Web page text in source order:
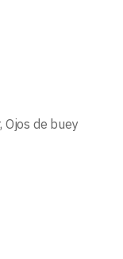
, Ojos de buey